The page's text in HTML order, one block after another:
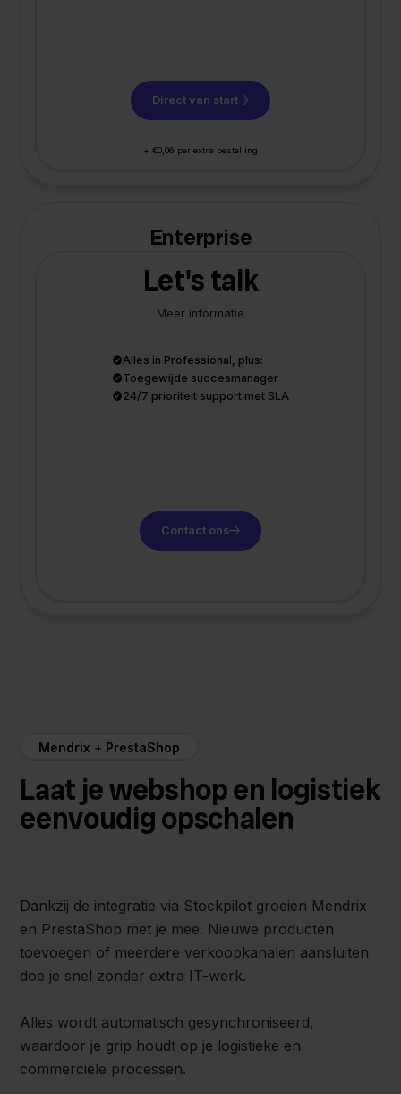
Direct van start
+ €0,06 per extra bestelling
Enterprise
Let's talk
Meer informatie
Alles in Professional, plus:
Toegewijde succesmanager
24/7 prioriteit support met SLA
Contact ons
Mendrix + PrestaShop
Laat je webshop en logistiek
eenvoudig opschalen
Dankzij de integratie via Stockpilot groeien Mendrix
en PrestaShop met je mee. Nieuwe producten
toevoegen of meerdere verkoopkanalen aansluiten
doe je snel zonder extra IT-werk.
Alles wordt automatisch gesynchroniseerd,
waardoor je grip houdt op je logistieke en
commerciële processen.